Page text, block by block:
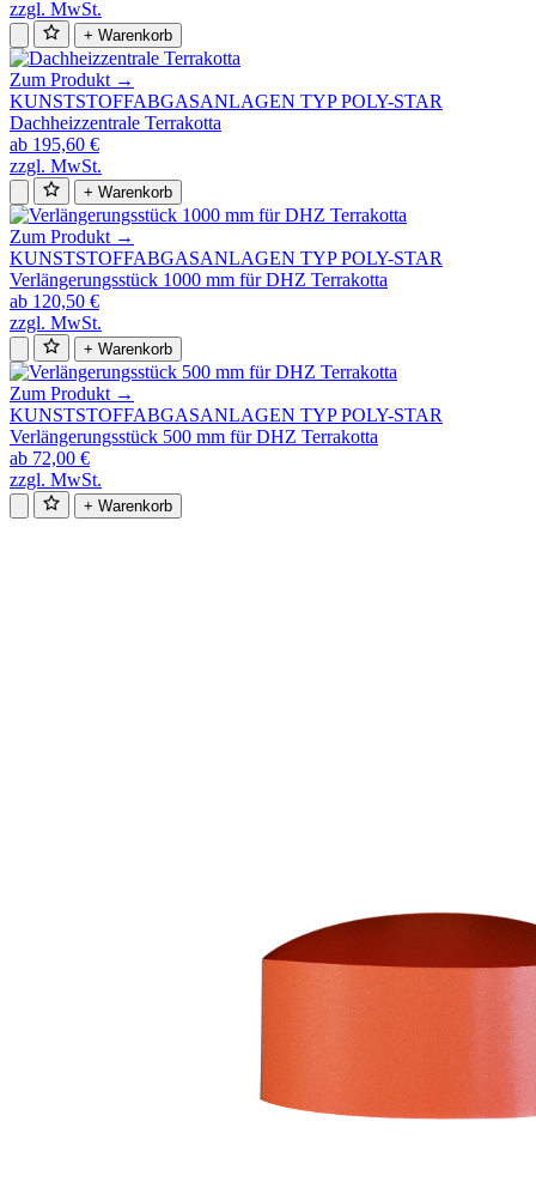
zzgl. MwSt.
+ Warenkorb
Zum Produkt →
KUNSTSTOFFABGASANLAGEN TYP POLY-STAR
Dachheizzentrale Terrakotta
ab 195,60 €
zzgl. MwSt.
+ Warenkorb
Zum Produkt →
KUNSTSTOFFABGASANLAGEN TYP POLY-STAR
Verlängerungsstück 1000 mm für DHZ Terrakotta
ab 120,50 €
zzgl. MwSt.
+ Warenkorb
Zum Produkt →
KUNSTSTOFFABGASANLAGEN TYP POLY-STAR
Verlängerungsstück 500 mm für DHZ Terrakotta
ab 72,00 €
zzgl. MwSt.
+ Warenkorb